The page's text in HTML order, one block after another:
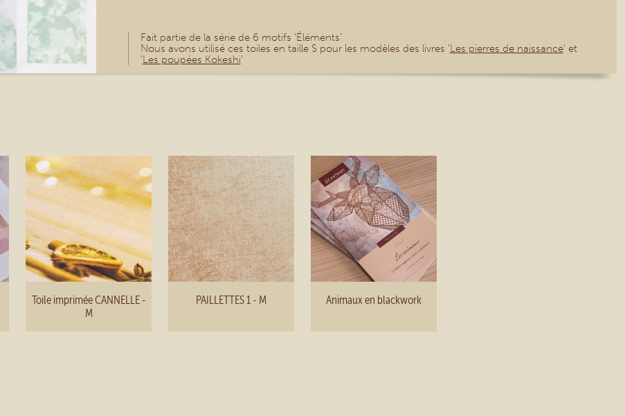
Fait partie de la série de 6 motifs 'Éléments'
Nous avons utilisé ces toiles en taille S pour les modèles des livres 'Les pierres de naissance' et
'Les poupées Kokeshi'
Toile imprimée CANNELLE -
M
PAILLETTES 1 - M Animaux en blackwork